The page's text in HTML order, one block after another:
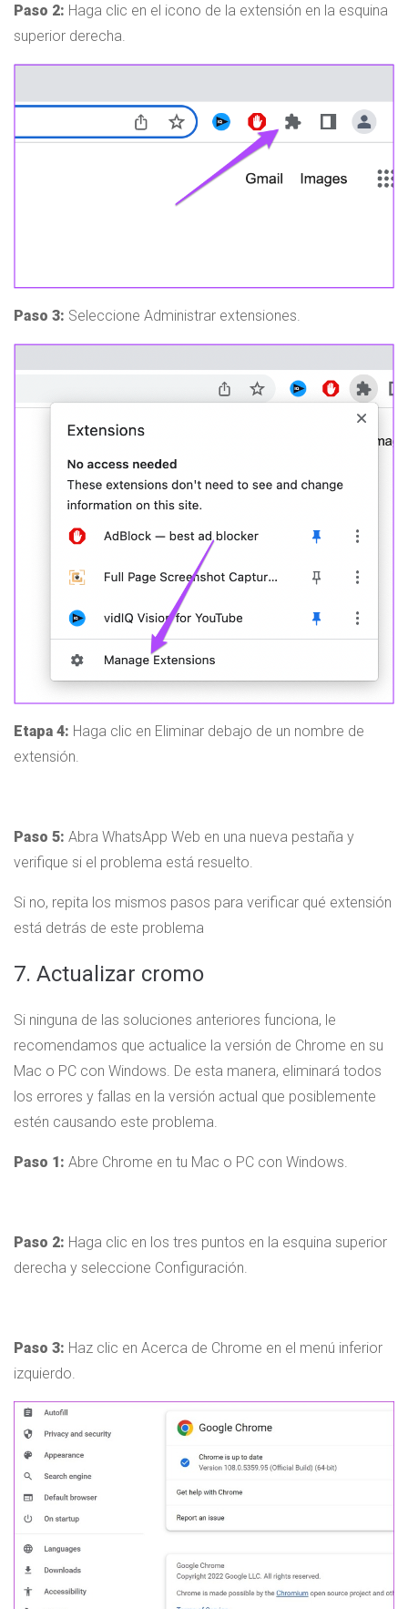
Paso 2: Haga clic en el icono de la extensión en la esquina
superior derecha.
Paso 3: Seleccione Administrar extensiones.
Etapa 4: Haga clic en Eliminar debajo de un nombre de
extensión.
Paso 5: Abra WhatsApp Web en una nueva pestaña y
verifique si el problema está resuelto.
Si no, repita los mismos pasos para verificar qué extensión
está detrás de este problema
7. Actualizar cromo
Si ninguna de las soluciones anteriores funciona, le
recomendamos que actualice la versión de Chrome en su
Mac o PC con Windows. De esta manera, eliminará todos
los errores y fallas en la versión actual que posiblemente
estén causando este problema.
Paso 1: Abre Chrome en tu Mac o PC con Windows.
Paso 2: Haga clic en los tres puntos en la esquina superior
derecha y seleccione Configuración.
Paso 3: Haz clic en Acerca de Chrome en el menú inferior
izquierdo.